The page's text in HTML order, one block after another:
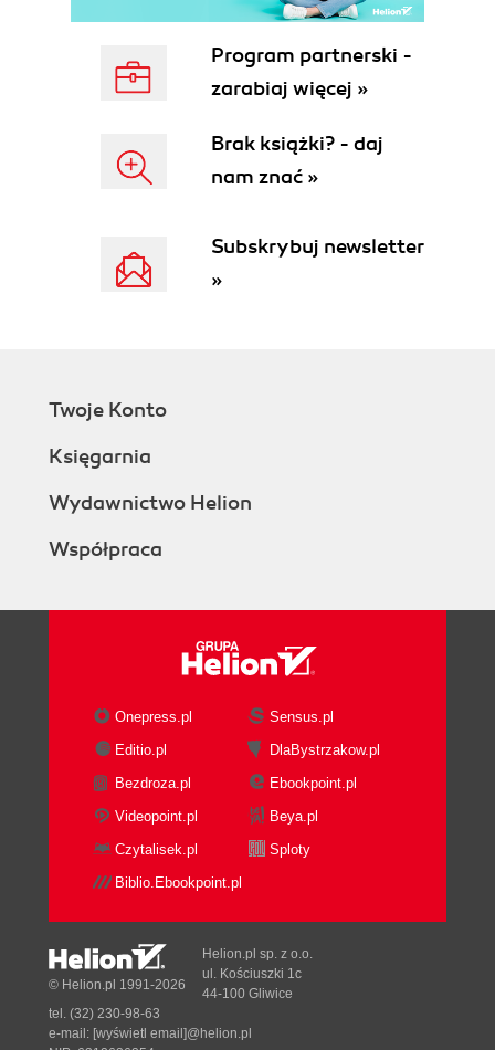
Program partnerski -
zarabiaj więcej »
Brak książki? - daj
nam znać »
Subskrybuj newsletter
»
Twoje Konto
Księgarnia
Wydawnictwo Helion
Współpraca
Onepress.pl
Sensus.pl
Editio.pl
DlaBystrzakow.pl
Bezdroza.pl
Ebookpoint.pl
Videopoint.pl
Beya.pl
Czytalisek.pl
Sploty
Biblio.Ebookpoint.pl
© Helion.pl 1991-2026
Helion.pl sp. z o.o.
ul. Kościuszki 1c
44-100 Gliwice
tel. (32) 230-98-63
e-mail: [wyświetl email]@helion.pl